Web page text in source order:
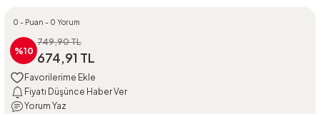
0 - Puan - 0 Yorum
%10
749,90 TL
674,91 TL
Fiyatı Düşünce Haber Ver
Yorum Yaz